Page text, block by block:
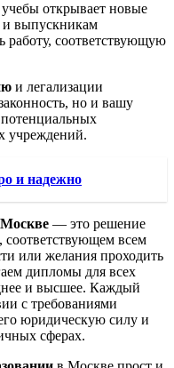
учебы открывает новые
и выпускникам
работу, соответствующую
и легализации
но и вашу
потенциальных
учреждений.
и надежно
— это решение
соответствующем всем
или желания проходить
дипломы для всех
и высшее. Каждый
с требованиями
его юридическую силу и
сферах.